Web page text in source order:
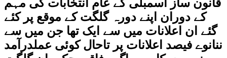
قانون ساز اسمبلی کے عام انتخابات کی مہم
کے دوران اپنے دورہ گلگت کے موقع پر کئے
گئے ان اعلانات میں سے ایک تھا جن میں سے
ننانوے فیصد اعلانات پر تاحال کوئی عملدرآمد